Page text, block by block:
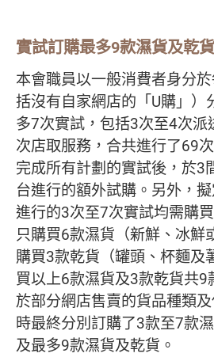
實試訂購最多9款濕貨及乾
本會職員以一般消費者身分
括沒有自家網店的「U購」）
多7次實試，包括3次至4次
次店取服務，合共進行了69
完成所有計劃的實試後，於3
台進行的額外試購。另外，
進行的3次至7次實試均需購
只購買6款濕貨（新鮮、冰鮮
購買3款乾貨（罐頭、杯麵及
買以上6款濕貨及3款乾貨共9
於部分網店售賣的貨品種類
時最終分別訂購了3款至7款
及最多9款濕貨及乾貨。